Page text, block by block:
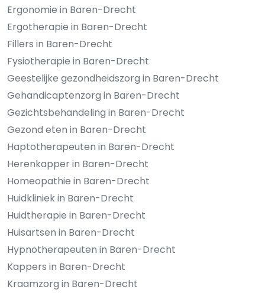
Ergonomie in Baren-Drecht
Ergotherapie in Baren-Drecht
Fillers in Baren-Drecht
Fysiotherapie in Baren-Drecht
Geestelijke gezondheidszorg in Baren-Drecht
Gehandicaptenzorg in Baren-Drecht
Gezichtsbehandeling in Baren-Drecht
Gezond eten in Baren-Drecht
Haptotherapeuten in Baren-Drecht
Herenkapper in Baren-Drecht
Homeopathie in Baren-Drecht
Huidkliniek in Baren-Drecht
Huidtherapie in Baren-Drecht
Huisartsen in Baren-Drecht
Hypnotherapeuten in Baren-Drecht
Kappers in Baren-Drecht
Kraamzorg in Baren-Drecht